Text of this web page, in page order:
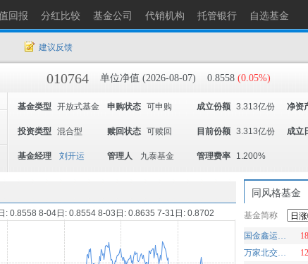
回报 分红比较 基金公司 代销机构 托管银行 自选基金
建议反馈
010764 单位净值 (2026-08-07) 0.8558 (0.05%)
基金类型 开放式基金 申购状态 可申购 成立份额 3.313亿份 净资
投资类型 混合型 赎回状态 可赎回 目前份额 3.313亿份 成立
基金经理 刘开运 管理人 九泰基金 管理费率 1.200%
: 0.8558 8-04日: 0.8554 8-03日: 0.8635 7-31日: 0.8702
同风格基金
基金简称
国金鑫运灵活配置
万家北交所慧选两年定期开放混合A